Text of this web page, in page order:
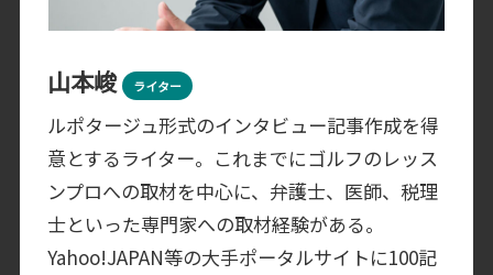
山本峻 ライター
ルポタージュ形式のインタビュー記事作成を得
意とするライター。これまでにゴルフのレッス
ンプロへの取材を中心に、弁護士、医師、税理
士といった専門家への取材経験がある。
Yahoo!JAPAN等の大手ポータルサイトに100記